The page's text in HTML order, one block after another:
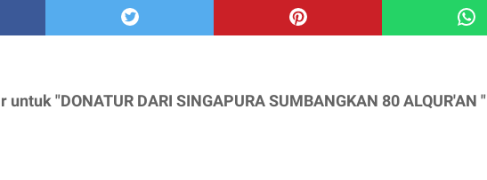
"DONATUR DARI SINGAPURA SUMBANGKAN 80 ALQUR'AN "